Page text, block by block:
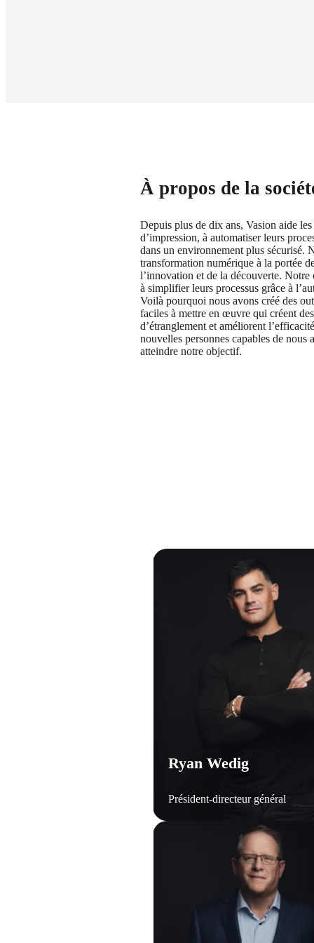
À propos de la
Depuis plus de dix ans, Vasion aide
d’impression, à automatiser leurs
dans un environnement plus sécurisé.
transformation numérique à la portée
l’innovation et de la découverte.
à simplifier leurs processus grâce à
Voilà pourquoi nous avons créé des
faciles à mettre en œuvre qui créent
d’étranglement et améliorent
nouvelles personnes capables de
atteindre notre objectif.
Ryan Wedig
Président-directeur général